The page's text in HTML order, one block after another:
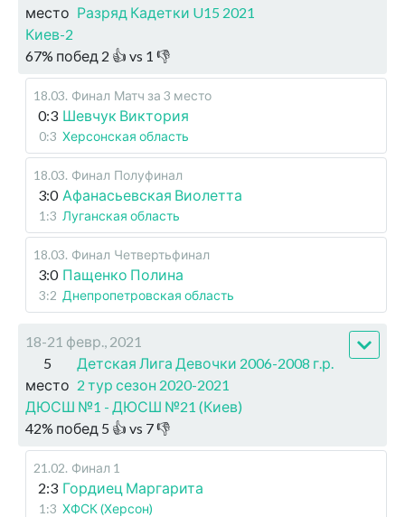
место Разряд Кадетки U15 2021
Киев-2
67% побед 2 👍 vs 1 👎
18.03. Финал Матч за 3 место
0:3 Шевчук Виктория
0:3 Херсонская область
18.03. Финал Полуфинал
3:0 Афанасьевская Виолетта
1:3 Луганская область
18.03. Финал Четвертьфинал
3:0 Пащенко Полина
3:2 Днепропетровская область
18-21 февр., 2021
5
место
Детская Лига Девочки 2006-2008 г.р.
2 тур сезон 2020-2021
ДЮСШ №1 - ДЮСШ №21 (Киев)
42% побед 5 👍 vs 7👎
21.02. Финал 1
2:3 Гордиец Маргарита
1:3 ХФСК (Херсон)